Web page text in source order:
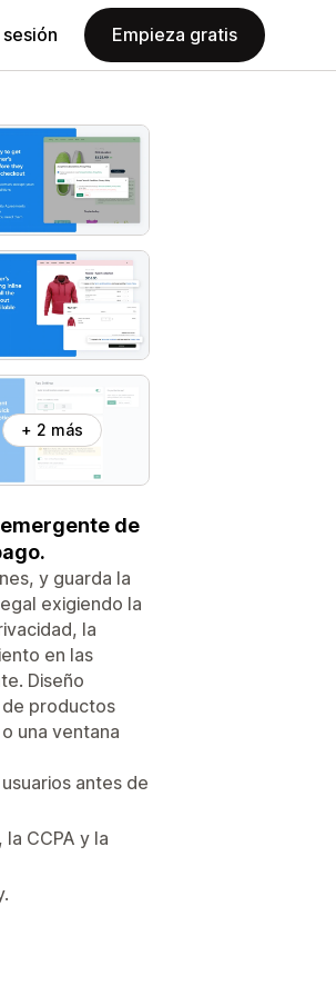
Empieza gratis
+ 2 más
de
y guarda la
exigiendo la
la
en las
Diseño
de productos
una ventana
antes de
CCPA y la